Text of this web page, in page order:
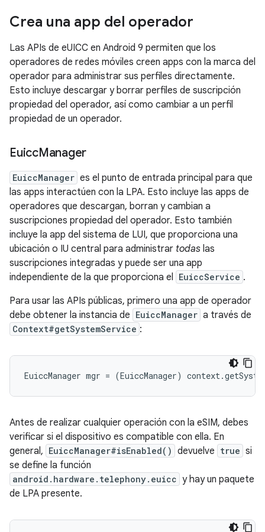
Crea una app del operador
Las APIs de eUICC en Android 9 permiten que los
operadores de redes móviles creen apps con la marca del
operador para administrar sus perfiles directamente.
Esto incluye descargar y borrar perfiles de suscripción
propiedad del operador, así como cambiar a un perfil
propiedad de un operador.
EuiccManager
EuiccManager es el punto de entrada principal para que
las apps interactúen con la LPA. Esto incluye las apps de
operadores que descargan, borran y cambian a
suscripciones propiedad del operador. Esto también
incluye la app del sistema de LUI, que proporciona una
ubicación o IU central para administrar todas las
suscripciones integradas y puede ser una app
independiente de la que proporciona el EuiccService .
Para usar las APIs públicas, primero una app de operador
debe obtener la instancia de EuiccManager a través de
Context#getSystemService :
Antes de realizar cualquier operación con la eSIM, debes
verificar si el dispositivo es compatible con ella. En
general, EuiccManager#isEnabled() devuelve true si
se define la función
android.hardware.telephony.euicc y hay un paquete
de LPA presente.